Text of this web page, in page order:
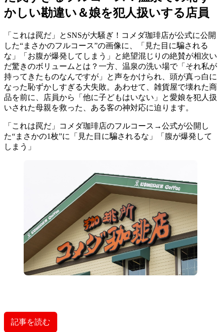
かしい勘違い＆娘を犯人扱いする店員
「これは罠だ」とSNSが大騒ぎ！コメダ珈琲店が公式に公開
した“まさかのフルコース”の画像に、「見た目に騙される
な」「お腹が爆発してしまう」と絶望混じりの絶賛が相次い
だ驚きのボリュームとは？一方、温泉の洗い場で「それ私が
持ってきたものなんですが」と声をかけられ、頭が真っ白に
なった恥ずかしすぎる大失敗。あわせて、雑貨屋で壊れた商
品を前に、店員から「他に子どもはいない」と愛娘を犯人扱
いされた母親を救った、ある客の神対応に迫ります。
「これは罠だ」コメダ珈琲店のフルコース→公式が公開し
た“まさかの1枚”に「見た目に騙されるな」「腹が爆発して
しまう」
記事を読む